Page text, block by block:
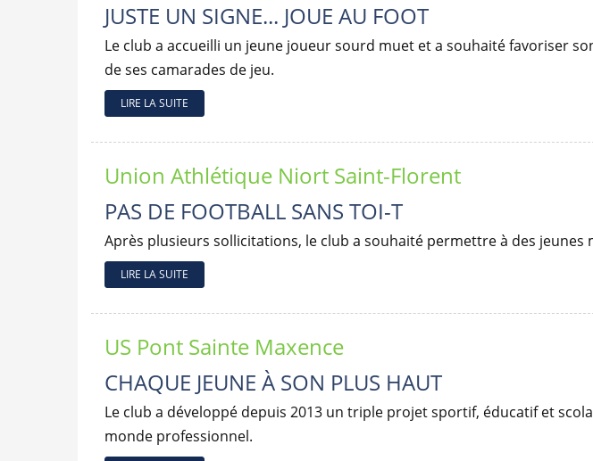
JUSTE UN SIGNE... JOUE AU FOOT
Le club a accueilli un jeune joueur sourd muet et a souhaité favoriser
de ses camarades de jeu.
LIRE LA SUITE
Union Athlétique Niort Saint-Florent
PAS DE FOOTBALL SANS TOI-T
Après plusieurs sollicitations, le club a souhaité permettre à des
LIRE LA SUITE
US Pont Sainte Maxence
CHAQUE JEUNE À SON PLUS HAUT
Le club a développé depuis 2013 un triple projet sportif, éducatif et
monde professionnel.